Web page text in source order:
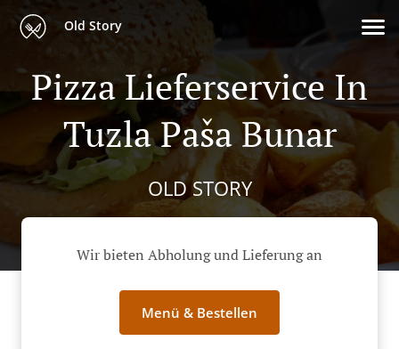
Old Story
Pizza Lieferservice In
Tuzla Paša Bunar
OLD STORY
Wir bieten Abholung und Lieferung an
Menü & Bestellen